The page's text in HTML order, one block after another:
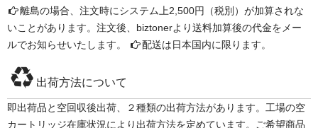
離島の場合、注文時にシステム上2,500円（税別）が加算されな
いことがあります。注文後、biztonerより送料加算後の代金をメー
ルでお知らせいたします。
配送は日本国内に限ります。
出荷方法について
即出荷品と空回収後出荷、２種類の出荷方法があります。工場の空
カートリッジ在庫状況により出荷方法を定めています。ご希望商品